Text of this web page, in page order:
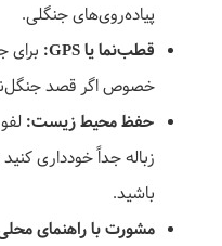
پیاده‌روی‌های جنگلی.
قطب‌نما یاGPS
: برای
خصوص اگر قصد
حفظ محیط زیست:
زباله جداً خودداری
باشید.
مشورت با راهنمای